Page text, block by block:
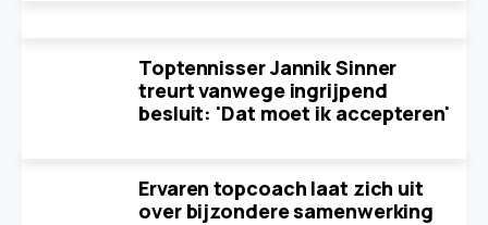
Toptennisser Jannik Sinner
treurt vanwege ingrijpend
besluit: 'Dat moet ik accepteren'
Ervaren topcoach laat zich uit
over bijzondere samenwerking